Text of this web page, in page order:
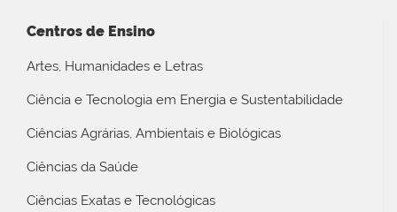
Centros de Ensino
Artes, Humanidades e Letras
Ciência e Tecnologia em Energia e Sustentabilidade
Ciências Agrárias, Ambientais e Biológicas
Ciências da Saúde
Ciências Exatas e Tecnológicas